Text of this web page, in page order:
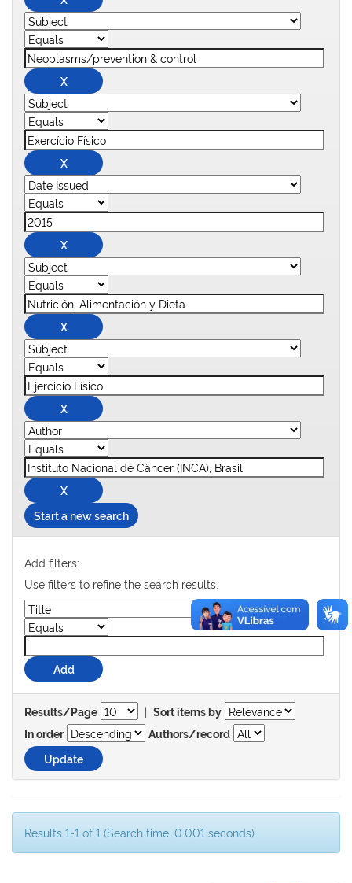
Start a new search
Add filters:
Use filters to refine the search results.
Results/Page | Sort items by
In order
Authors/record
Results 1-1 of 1 (Search time: 0.001 seconds).